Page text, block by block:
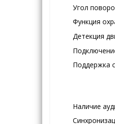
Угол
Функция
Детекция
Поддержка
Наличие